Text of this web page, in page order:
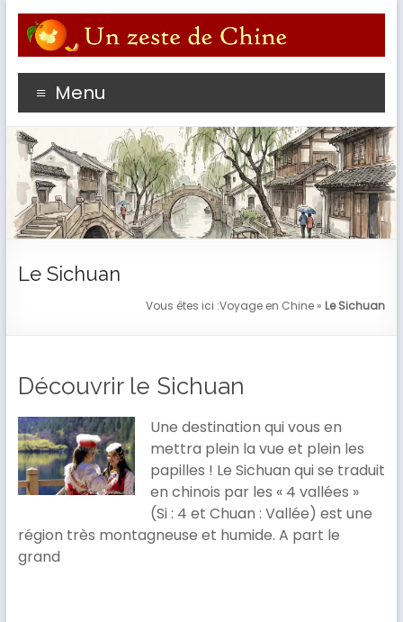
contenu
Profitez du meilleur de votre séjour en Chine avec un
Menu
Le Sichuan
Vous êtes ici :Voyage en Chine » Le Sichuan
Découvrir le Sichuan
Une destination qui vous en
mettra plein la vue et plein les
papilles ! Le Sichuan qui se traduit
en chinois par les « 4 vallées »
(Si : 4 et Chuan : Vallée) est une
région très montagneuse et humide. A part le
grand